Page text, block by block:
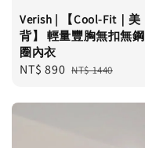
Verish | 【Cool-Fit｜美
背】 輕量豐胸無扣無鋼
圈內衣
Sale
NT$ 890 Regular
NT$ 1440